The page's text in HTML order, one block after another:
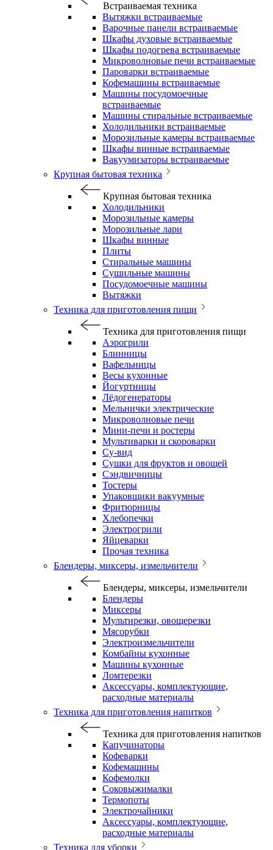
Встраиваемая техника
Вытяжки встраиваемые
Варочные панели встраиваемые
Шкафы духовые встраиваемые
Шкафы подогрева встраиваемые
Микроволновые печи встраиваемые
Пароварки встраиваемые
Кофемашины встраиваемые
Машины посудомоечные
встраиваемые
Машины стиральные встраиваемые
Холодильники встраиваемые
Морозильные камеры встраиваемые
Шкафы винные встраиваемые
Вакуумизаторы встраиваемые
Крупная бытовая техника
Крупная бытовая техника
Холодильники
Морозильные камеры
Морозильные лари
Шкафы винные
Плиты
Стиральные машины
Сушильные машины
Посудомоечные машины
Вытяжки
Техника для приготовления пищи
Техника для приготовления пищи
Аэрогрили
Блинницы
Вафельницы
Весы кухонные
Йогуртницы
Лёдогенераторы
Мельнички электрические
Микроволновые печи
Мини-печи и ростеры
Мультиварки и скороварки
Су-вид
Сушки для фруктов и овощей
Сэндвичницы
Тостеры
Упаковщики вакуумные
Фритюрницы
Хлебопечки
Электрогрили
Яйцеварки
Прочая техника
Блендеры, миксеры, измельчители
Блендеры, миксеры, измельчители
Блендеры
Миксеры
Мультирезки, овощерезки
Мясорубки
Электроизмельчители
Комбайны кухонные
Машины кухонные
Ломтерезки
Аксессуары, комплектующие,
расходные материалы
Техника для приготовления напитков
Техника для приготовления напитков
Капучинаторы
Кофеварки
Кофемашины
Кофемолки
Соковыжималки
Термопоты
Электрочайники
Аксессуары, комплектующие,
расходные материалы
Техника для уборки